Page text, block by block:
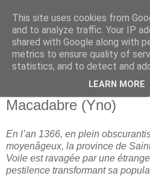
Macadabre (Yno)
En l’an 1366, en plein
moyenâgeux, la province de
Voile est ravagée par une étrange
pestilence transformant sa
This site uses cookies from
and to analyze traffic. Your IP
shared with Google along with
metrics to ensure quality of
statistics, and to detect and
LEARN MORE